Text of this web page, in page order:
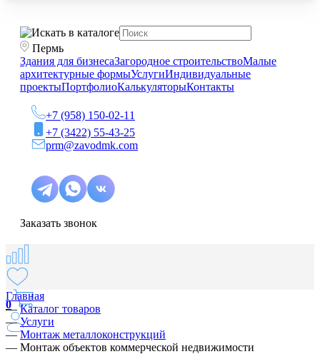
Пермь
Здания для бизнесаЗагородное строительствоМалые
архитектурные формыУслугиИндивидуальные
проектыПортфолиоКалькуляторыКонтакты
+7 (958) 150-02-11
+7 (3422) 55-43-25
prm@zavodmk.com
Заказать звонок
0
Главная
—Каталог товаров
—Услуги
—Монтаж металлоконструкций
— Монтаж объектов коммерческой недвижимости